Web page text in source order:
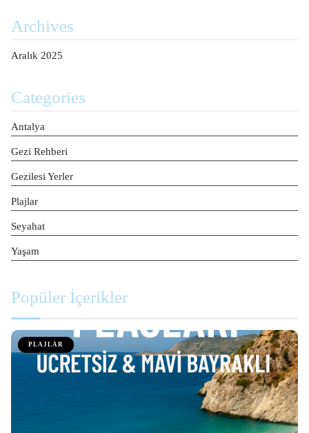
Archives
Aralık 2025
Categories
Antalya
Gezi Rehberi
Gezilesi Yerler
Plajlar
Seyahat
Yaşam
Popüler İçerikler
PLAJLAR